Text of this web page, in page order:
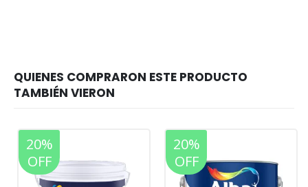
20%
OFF
20%
OFF